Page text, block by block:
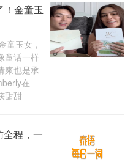
！金童玉
童玉女，
童话一样
柬也是承
在
甜甜
全程，一